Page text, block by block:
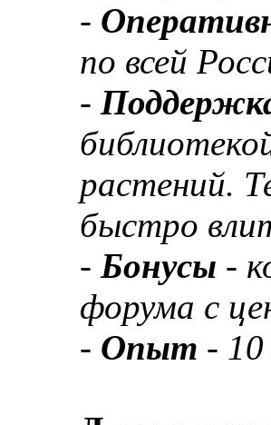
-
по всей
-
растений.
быстро
- Бонусы -
форума с
- Опыт -